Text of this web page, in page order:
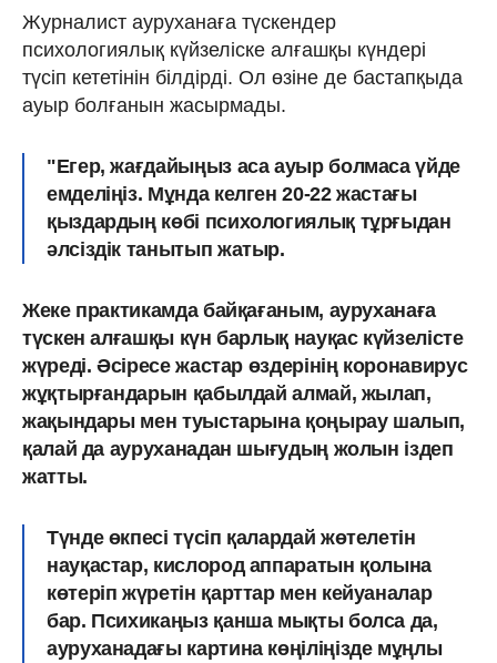
Журналист ауруханаға түскендер
психологиялық күйзеліске алғашқы күндері
түсіп кететінін білдірді. Ол өзіне де бастапқыда
ауыр болғанын жасырмады.
"Егер, жағдайыңыз аса ауыр болмаса үйде
емделіңіз. Мұнда келген 20-22 жастағы
қыздардың көбі психологиялық тұрғыдан
әлсіздік танытып жатыр.
Жеке практикамда байқағаным, ауруханаға
түскен алғашқы күн барлық науқас күйзелісте
жүреді. Әсіресе жастар өздерінің коронавирус
жұқтырғандарын қабылдай алмай, жылап,
жақындары мен туыстарына қоңырау шалып,
қалай да ауруханадан шығудың жолын іздеп
жатты.
Түнде өкпесі түсіп қалардай жөтелетін
науқастар, кислород аппаратын қолына
көтеріп жүретін қарттар мен кейуаналар
бар. Психикаңыз қанша мықты болса да,
ауруханадағы картина көңіліңізде мұңлы